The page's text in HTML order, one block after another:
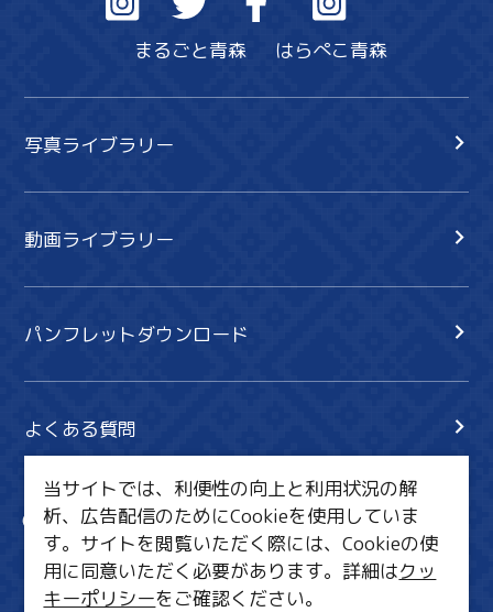
まるごと青森 はらぺこ青森
写真ライブラリー
動画ライブラリー
パンフレットダウンロード
よくある質問
サイト内検索
共有
行きたいリスト
当サイトでは、利便性の向上と利用状況の解
析、広告配信のためにCookieを使用していま
す。サイトを閲覧いただく際には、Cookieの使
用に同意いただく必要があります。詳細はクッ
キーポリシーをご確認ください。